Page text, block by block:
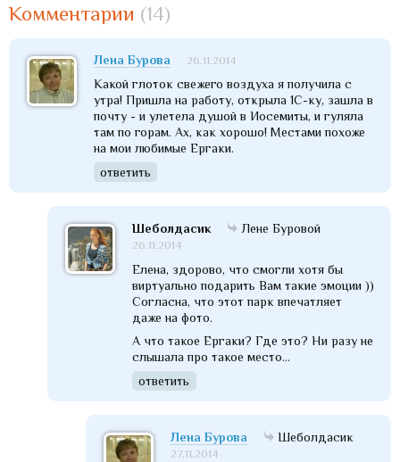
Комментарии (14)
Лена Бурова 26.11.2014
Какой глоток свежего воздуха я получила с
утра! Пришла на работу, открыла 1С-ку, зашла в
почту - и улетела душой в Иосемиты, и гуляла
там по горам. Ах, как хорошо! Местами похоже
на мои любимые Ергаки.
ответить
Шеболдасик Лене Буровой
26.11.2014
Елена, здорово, что смогли хотя бы
виртуально подарить Вам такие эмоции ))
Согласна, что этот парк впечатляет
даже на фото.
А что такое Ергаки? Где это? Ни разу не
слышала про такое место...
ответить
Лена Бурова Шеболдасик
27.11.2014